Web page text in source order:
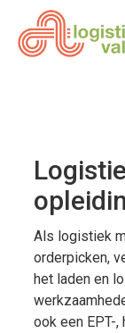
Als logistiek
orderpicken,
het laden en
ook een EPT-,